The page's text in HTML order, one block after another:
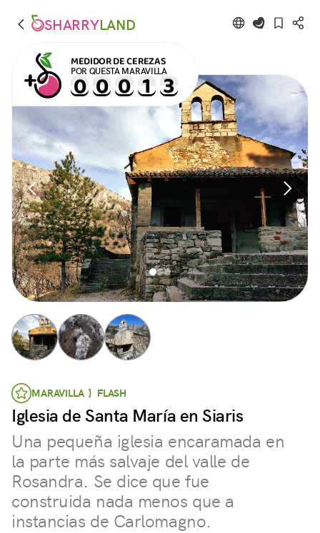
SHARRYLAND
MEDIDOR DE CEREZAS
POR QUESTA MARAVILLA
MARAVILLA } FLASH
Iglesia de Santa María en Siaris
Una pequeña iglesia encaramada en
la parte más salvaje del valle de
Rosandra. Se dice que fue
construida nada menos que a
instancias de Carlomagno.